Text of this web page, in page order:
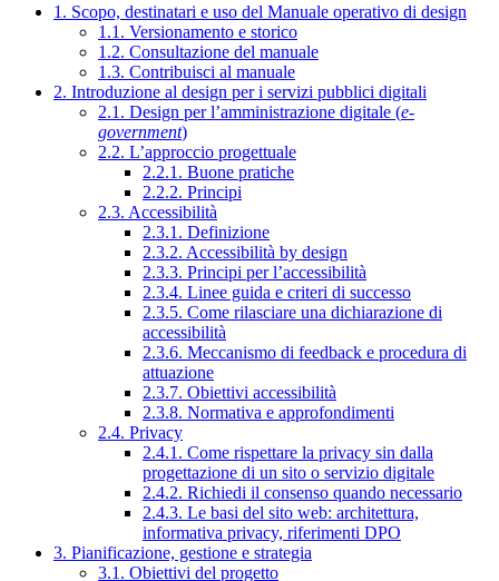
1. Scopo, destinatari e uso del Manuale operativo di design
1.1. Versionamento e storico
1.2. Consultazione del manuale
1.3. Contribuisci al manuale
2. Introduzione al design per i servizi pubblici digitali
2.1. Design per l’amministrazione digitale (e-
government)
2.2. L’approccio progettuale
2.2.1. Buone pratiche
2.2.2. Principi
2.3. Accessibilità
2.3.1. Definizione
2.3.2. Accessibilità by design
2.3.3. Principi per l’accessibilità
2.3.4. Linee guida e criteri di successo
2.3.5. Come rilasciare una dichiarazione di
accessibilità
2.3.6. Meccanismo di feedback e procedura di
attuazione
2.3.7. Obiettivi accessibilità
2.3.8. Normativa e approfondimenti
2.4. Privacy
2.4.1. Come rispettare la privacy sin dalla
progettazione di un sito o servizio digitale
2.4.2. Richiedi il consenso quando necessario
2.4.3. Le basi del sito web: architettura,
informativa privacy, riferimenti DPO
3. Pianificazione, gestione e strategia
3.1. Obiettivi del progetto